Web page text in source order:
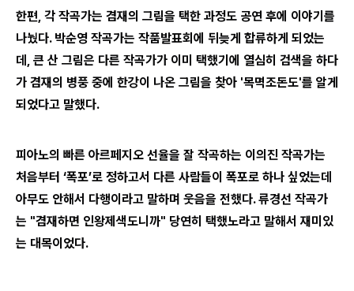
한편, 각 작곡가는 겸재의 그림을 택한 과정도 공연 후에 이야기를
나눴다. 박순영 작곡가는 작품발표회에 뒤늦게 합류하게 되었는
데, 큰 산 그림은 다른 작곡가가 이미 택했기에 열심히 검색을 하다
가 겸재의 병풍 중에 한강이 나온 그림을 찾아 '목멱조돈도'를 알게
되었다고 말했다.
피아노의 빠른 아르페지오 선율을 잘 작곡하는 이의진 작곡가는
처음부터 ‘폭포’로 정하고서 다른 사람들이 폭포로 하나 싶었는데
아무도 안해서 다행이라고 말하며 웃음을 전했다. 류경선 작곡가
는 "겸재하면 인왕제색도니까" 당연히 택했노라고 말해서 재미있
는 대목이었다.